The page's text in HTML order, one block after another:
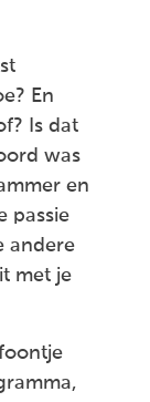
En
Is dat
was
en
passie
andere
met je